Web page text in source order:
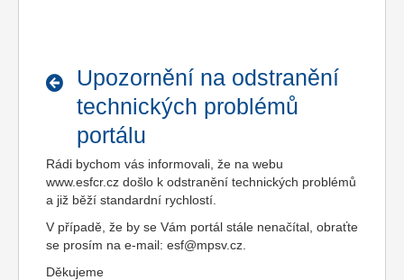
Upozornění na odstranění
technických problémů
portálu
Rádi bychom vás informovali, že na webu
www.esfcr.cz došlo k odstranění technických problémů
a již běží standardní rychlostí.
V případě, že by se Vám portál stále nenačítal, obraťte
se prosím na e-mail: esf@mpsv.cz.
Děkujeme